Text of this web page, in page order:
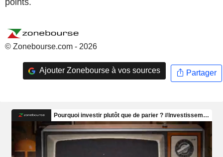
© Zonebourse.com - 2026
Ajouter Zonebourse à vos sources Partager